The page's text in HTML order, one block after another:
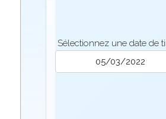
Sélectionnez une date de